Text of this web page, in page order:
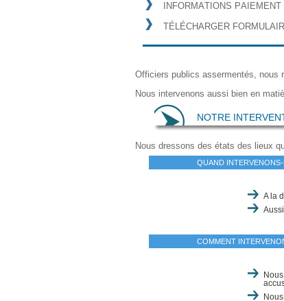
N FORMAT ONS PA E M E NT
TÉ LÉCHARG E R FORM ULA R
Officiers publics assermentés, nous
Nous intervenons aussi bien en
NOTRE
Nous dressons des états des lieux
QUAND
A la
COMMENT